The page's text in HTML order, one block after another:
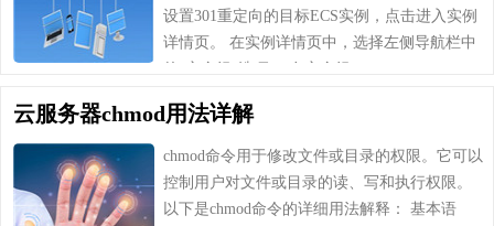
设置301重定向的目标ECS实例，点击进入实例
详情页。 在实例详情页中，选择左侧导航栏中
的“安全组”选项。 在安全组……
云服务器chmod用法详解
chmod命令用于修改文件或目录的权限。它可以
控制用户对文件或目录的读、写和执行权限。
以下是chmod命令的详细用法解释： 基本语